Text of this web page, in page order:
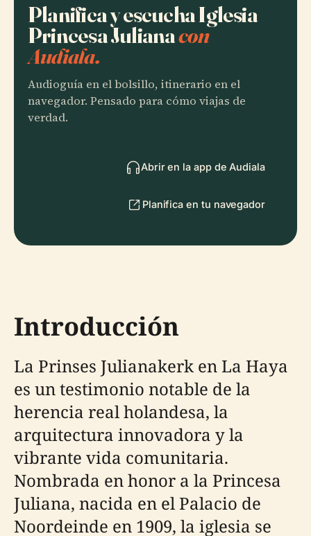
Planifica y escucha Iglesia
Princesa Julianacon
Audiala.
Audioguía en el bolsillo, itinerario en el
navegador. Pensado para cómo viajas de
verdad.
Abrir en la app de Audiala
Planifica en tu navegador
Introducción
La Prinses Julianakerk en La Haya
es un testimonio notable de la
herencia real holandesa, la
arquitectura innovadora y la
vibrante vida comunitaria.
Nombrada en honor a la Princesa
Juliana, nacida en el Palacio de
Noordeinde en 1909, la iglesia se